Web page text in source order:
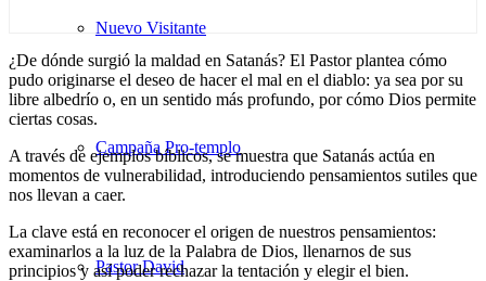
Nuevo Visitante
Campaña Pro-templo
Pastor David
¿De dónde surgió la maldad en Satanás? El Pastor plantea cómo
pudo originarse el deseo de hacer el mal en el diablo: ya sea por su
libre albedrío o, en un sentido más profundo, por cómo Dios permite
ciertas cosas.
A través de ejemplos bíblicos, se muestra que Satanás actúa en
momentos de vulnerabilidad, introduciendo pensamientos sutiles que
nos llevan a caer.
La clave está en reconocer el origen de nuestros pensamientos:
examinarlos a la luz de la Palabra de Dios, llenarnos de sus
principios y así poder rechazar la tentación y elegir el bien.